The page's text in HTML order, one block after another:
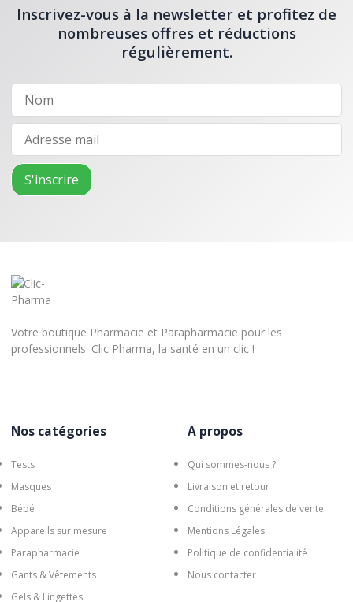
Inscrivez-vous à la newsletter et profitez de
nombreuses offres et réductions
régulièrement.
Votre boutique Pharmacie et Parapharmacie pour les
professionnels. Clic Pharma, la santé en un clic !
Nos catégories
Tests
Masques
Bébé
Appareils sur mesure
Parapharmacie
Gants & Vêtements
Gels & Lingettes
A propos
Qui sommes-nous ?
Livraison et retour
Conditions générales de vente
Mentions Légales
Politique de confidentialité
Nous contacter